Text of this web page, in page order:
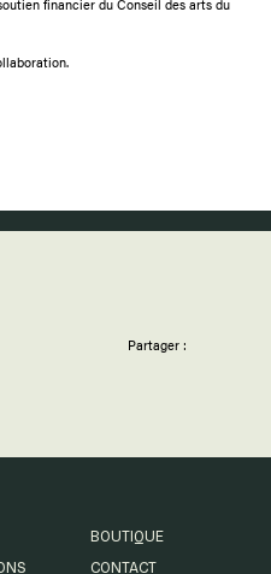
financier du Conseil des arts du
Partager :
BOUTIQUE
CONTACT